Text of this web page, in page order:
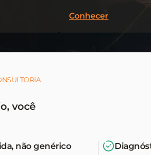
Conhecer
você
não genérico